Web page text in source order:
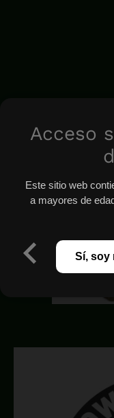
Acceso
Este sitio web
a mayores de
Sí, soy